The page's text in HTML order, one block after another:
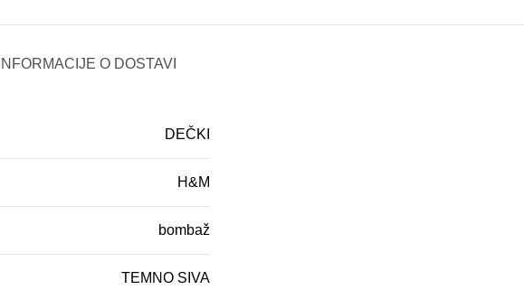
INFORMACIJE O DOSTAVI
DEČKI
H&M
bombaž
TEMNO SIVA